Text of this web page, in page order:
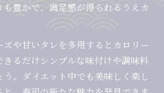
豊かで、満足感が得られるうえカ
や甘いタレを多用するとカロリー
るだけシンプルな味付けや調味料
。ダイエット中でも美味しく楽し